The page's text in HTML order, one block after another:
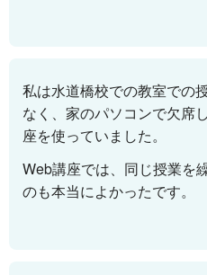
私は水道橋校での教室での
なく、家のパソコンで欠席
座を使っていました。
Web講座では、同じ授業を
のも本当によかったです。